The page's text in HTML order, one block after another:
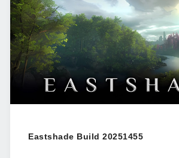
Eastshade Build 20251455